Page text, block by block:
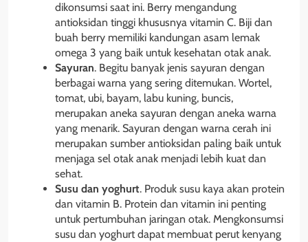
dikonsumsi saat ini. Berry mengandung
antioksidan tinggi khususnya vitamin C. Biji dan
buah berry memiliki kandungan asam lemak
omega 3 yang baik untuk kesehatan otak anak.
Sayuran. Begitu banyak jenis sayuran dengan
berbagai warna yang sering ditemukan. Wortel,
tomat, ubi, bayam, labu kuning, buncis,
merupakan aneka sayuran dengan aneka warna
yang menarik. Sayuran dengan warna cerah ini
merupakan sumber antioksidan paling baik untuk
menjaga sel otak anak menjadi lebih kuat dan
sehat.
Susu dan yoghurt. Produk susu kaya akan protein
dan vitamin B. Protein dan vitamin ini penting
untuk pertumbuhan jaringan otak. Mengkonsumsi
susu dan yoghurt dapat membuat perut kenyang